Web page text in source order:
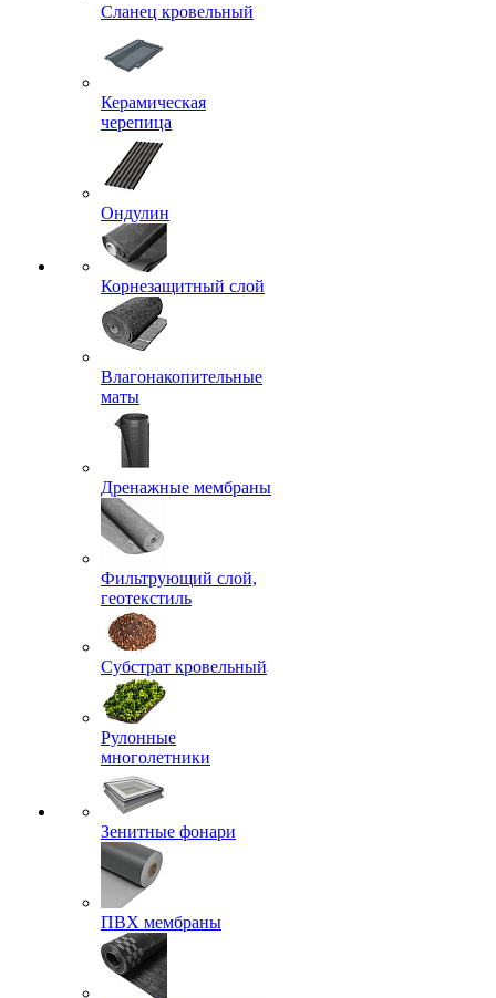
Сланец кровельный
Керамическая
черепица
Ондулин
Корнезащитный слой
Влагонакопительные
маты
Дренажные мембраны
Фильтрующий слой,
геотекстиль
Субстрат кровельный
Рулонные
многолетники
Зенитные фонари
ПВХ мембраны